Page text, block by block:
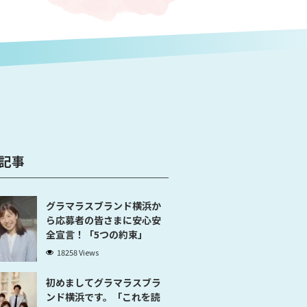
事
グラマラスブランド横浜か
ら応募者の皆さまに安心安
全宣言！「5つの約束」
18258 Views
初めましてグラマラスブラ
ンド横浜です。「これを読